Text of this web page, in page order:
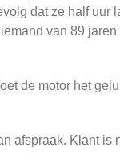
dat ze half uur
van 89
de motor het
afspraak. Klant is